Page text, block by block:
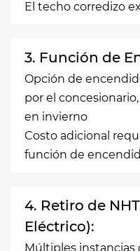
El techo corredizo
3. Función de
Opción de
por el
en invierno
Costo adicional
función de
4. Retiro de
Eléctrico):
Múltiples instancias